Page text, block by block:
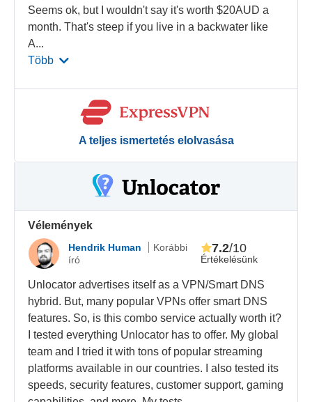
Seems ok, but I wouldn't say it's worth $20AUD a
month. That's steep if you live in a backwater like
A...
Több
A teljes ismertetés elolvasása
Vélemények
Hendrik Human
Korábbi
író
Értékelésünk
7.2/10
Unlocator advertises itself as a VPN/Smart DNS
hybrid. But, many popular VPNs offer smart DNS
features. So, is this combo service actually worth it?
I tested everything Unlocator has to offer. My global
team and I tried it with tons of popular streaming
platforms available in our countries. I also tested its
speeds, security features, customer support, gaming